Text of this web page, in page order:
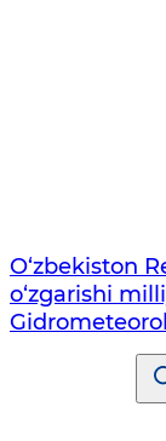
O‘zbekiston
o‘zgarishi